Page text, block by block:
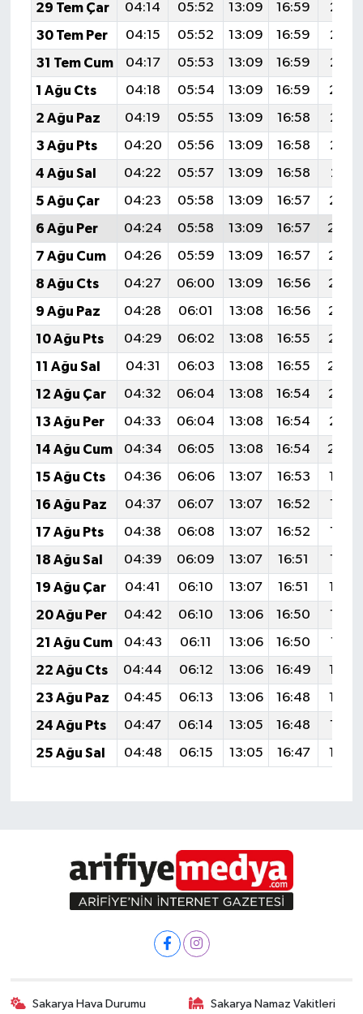
29 Tem Çar
04:14 05:52 13:09 16:59
20:17
30 Tem Per
04:15 05:52 13:09 16:59
20:16
31 Tem Cum
04:17 05:53 13:09 16:59
20:15
1 Ağu Cts
04:18 05:54 13:09 16:59
2 Ağu Paz
04:19 05:55 13:09 16:58
20:13
3 Ağu Pts
04:20 05:56 13:09 16:58
20:12
4 Ağu Sal
04:22 05:57 13:09 16:58
20:11
5 Ağu Çar
04:23 05:58 13:09 16:57
6 Ağu Per
04:24 05:58 13:09 16:57
7 Ağu Cum
04:26 05:59 13:09 16:57
8 Ağu Cts
04:27 06:00 13:09 16:56
9 Ağu Paz
04:28 06:01 13:08 16:56
10 Ağu Pts
04:29 06:02 13:08 16:55
11 Ağu Sal
04:31 06:03 13:08 16:55
12 Ağu Çar
04:32 06:04 13:08 16:54
13 Ağu Per
04:33 06:04 13:08 16:54
14 Ağu Cum
04:34 06:05 13:08 16:54
15 Ağu Cts
04:36 06:06 13:07 16:53
16 Ağu Paz
04:37 06:07 13:07 16:52
19:58
17 Ağu Pts
04:38 06:08 13:07 16:52
19:56
18 Ağu Sal
04:39 06:09 13:07 16:51
19:55
19 Ağu Çar
04:41 06:10 13:07 16:51
20 Ağu Per
04:42 06:10 13:06 16:50
19:52
21 Ağu Cum
04:43 06:11 13:06 16:50
19:51
22 Ağu Cts
04:44 06:12 13:06 16:49
23 Ağu Paz
04:45 06:13 13:06 16:48
24 Ağu Pts
04:47 06:14 13:05 16:48
19:47
25 Ağu Sal
04:48 06:15 13:05 16:47
Sakarya Hava Durumu Sakarya Namaz Vakitleri